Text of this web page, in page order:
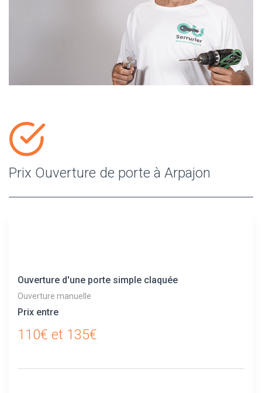
Prix Ouverture de porte à Arpajon
Ouverture d'une porte simple claquée
Ouverture manuelle
Prix entre
110€ et 135€